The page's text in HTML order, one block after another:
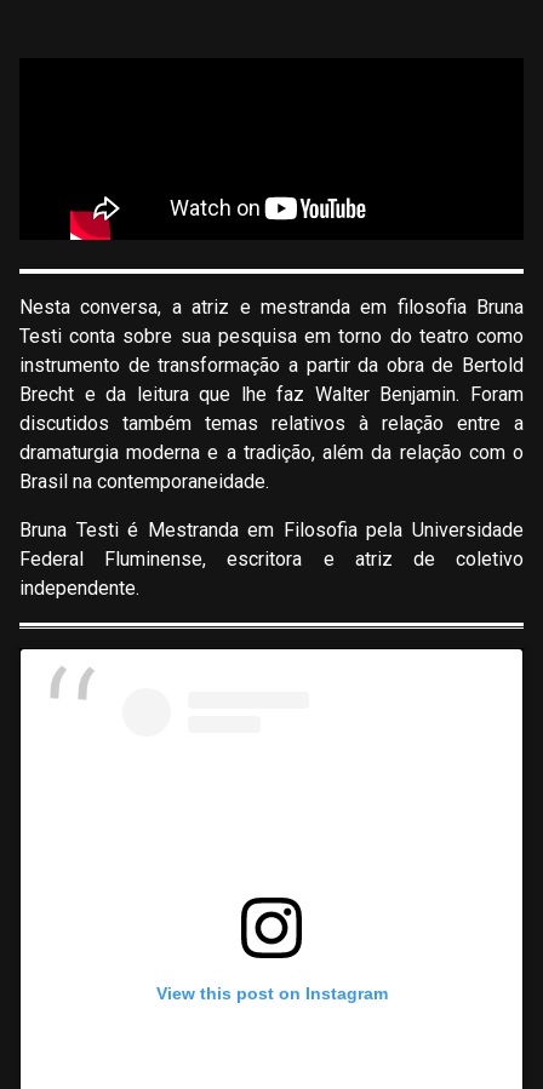
Nesta conversa, a atriz e mestranda em filosofia Bruna
Testi conta sobre sua pesquisa em torno do teatro como
instrumento de transformação a partir da obra de Bertold
Brecht e da leitura que lhe faz Walter Benjamin. Foram
discutidos também temas relativos à relação entre a
dramaturgia moderna e a tradição, além da relação com o
Brasil na contemporaneidade.
Bruna Testi é Mestranda em Filosofia pela Universidade
Federal Fluminense, escritora e atriz de coletivo
independente.
View this post on Instagram